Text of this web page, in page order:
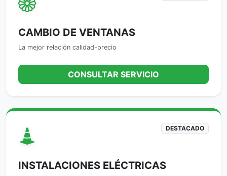
CAMBIO DE VENTANAS
La mejor relación calidad-precio
CONSULTAR SERVICIO
DESTACADO
INSTALACIONES ELÉCTRICAS